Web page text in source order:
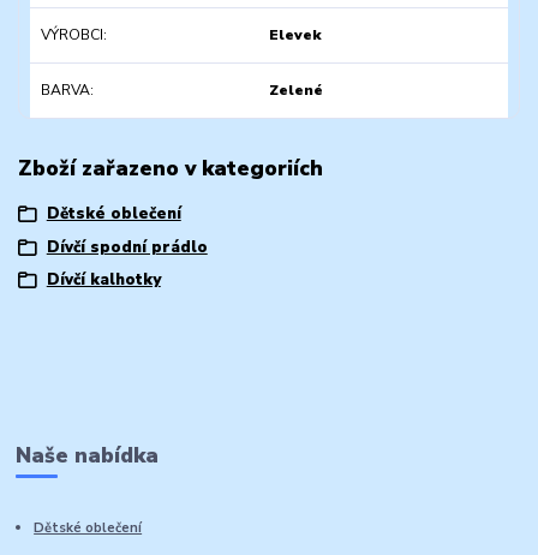
VÝROBCI Elevek
BARVA Zelené
Zboží zařazeno v kategoriích
Dětské oblečení
Dívčí spodní prádlo
Dívčí kalhotky
Naše nabídka
Dětské oblečení